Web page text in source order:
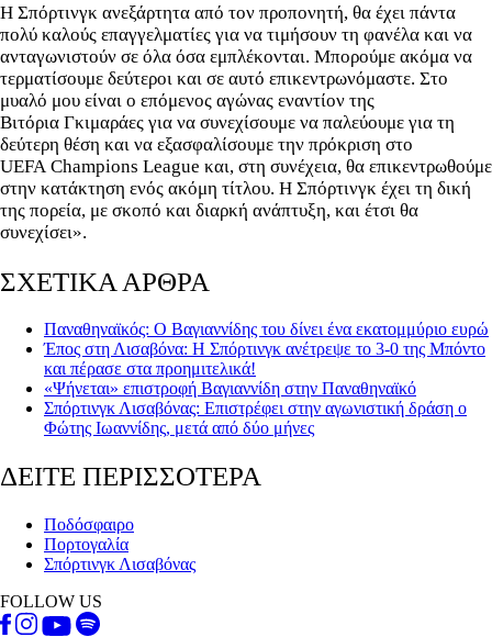
Η Σπόρτινγκ ανεξάρτητα από τον προπονητή, θα έχει πάντα
πολύ καλούς επαγγελματίες για να τιμήσουν τη φανέλα και να
ανταγωνιστούν σε όλα όσα εμπλέκονται. Μπορούμε ακόμα να
τερματίσουμε δεύτεροι και σε αυτό επικεντρωνόμαστε. Στο
μυαλό μου είναι ο επόμενος αγώνας εναντίον της
Βιτόρια Γκιμαράες για να συνεχίσουμε να παλεύουμε για τη
δεύτερη θέση και να εξασφαλίσουμε την πρόκριση στο
UEFA Champions League και, στη συνέχεια, θα επικεντρωθούμε
στην κατάκτηση ενός ακόμη τίτλου. Η Σπόρτινγκ έχει τη δική
της πορεία, με σκοπό και διαρκή ανάπτυξη, και έτσι θα
συνεχίσει».
ΣΧΕΤΙΚΑ ΑΡΘΡΑ
Παναθηναϊκός: Ο Βαγιαννίδης του δίνει ένα εκατομμύριο ευρώ
Έπος στη Λισαβόνα: Η Σπόρτινγκ ανέτρεψε το 3-0 της Μπόντο
και πέρασε στα προημιτελικά!
«Ψήνεται» επιστροφή Βαγιαννίδη στην Παναθηναϊκό
Σπόρτινγκ Λισαβόνας: Επιστρέφει στην αγωνιστική δράση ο
Φώτης Ιωαννίδης, μετά από δύο μήνες
ΔΕΙΤΕ ΠΕΡΙΣΣΟΤΕΡΑ
Ποδόσφαιρο
Πορτογαλία
Σπόρτινγκ Λισαβόνας
FOLLOW US